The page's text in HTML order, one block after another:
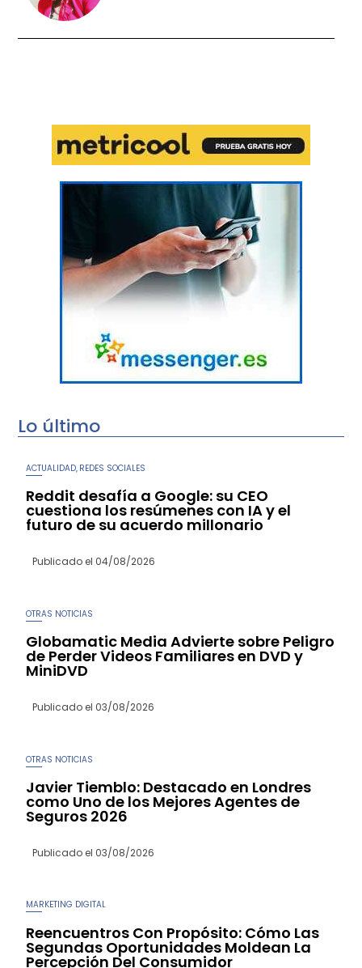
Lo último
ACTUALIDAD REDES SOCIALES
Reddit desafía a Google: su CEO
cuestiona los resúmenes con IA y el
futuro de su acuerdo millonario
Publicado el 04/08/2026
OTRAS NOTICIAS
Globamatic Media Advierte sobre Peligro
de Perder Videos Familiares en DVD y
MiniDVD
Publicado el 03/08/2026
OTRAS NOTICIAS
Javier Tiemblo: Destacado en Londres
como Uno de los Mejores Agentes de
Seguros 2026
Publicado el 03/08/2026
MARKETING DIGITAL
Reencuentros Con Propósito: Cómo Las
Segundas Oportunidades Moldean La
Percepción Del Consumidor